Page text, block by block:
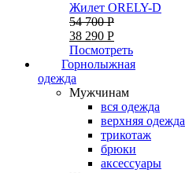
Жилет ORELY-D
54 700 Р
38 290 Р
Посмотреть
Горнолыжная
одежда
Мужчинам
вся одежда
верхняя одежда
трикотаж
брюки
аксессуары